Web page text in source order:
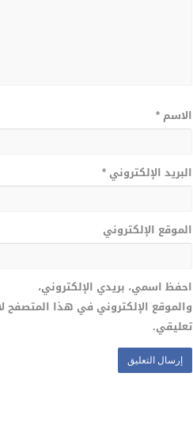
الاسم*
البريد الإلكتروني*
الموقع الإلكتروني
احفظ اسمي، بريدي الإلكتروني،
والموقع الإلكتروني في هذا المتصفح
تعليقي.